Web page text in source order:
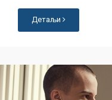
Детаљи